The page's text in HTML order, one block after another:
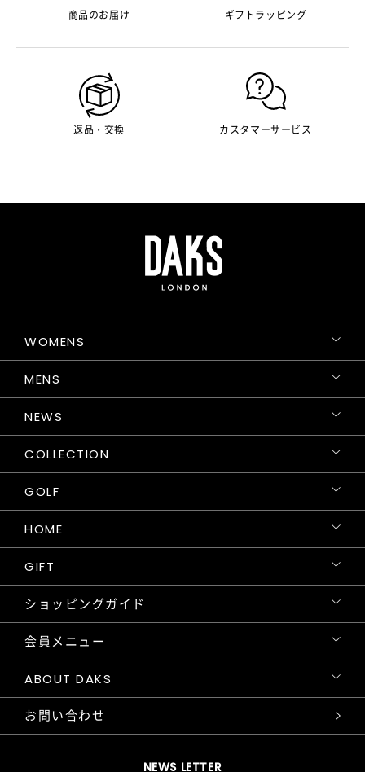
商品のお届け ギフトラッピング
返品・交換 カスタマーサービス
NEWS LETTER
WOMENS
MENS
NEWS
COLLECTION
GOLF
HOME
GIFT
ショッピングガイド
会員メニュー
ABOUT DAKS
お問い合わせ